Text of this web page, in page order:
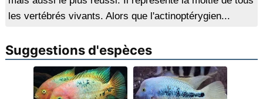
les vertébrés vivants. Alors que l'actinoptérygien...
Suggestions d'espèces